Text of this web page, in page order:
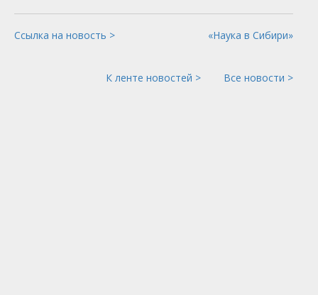
Ссылка на новость > «Наука в Сибири»
К ленте новостей > Все новости >